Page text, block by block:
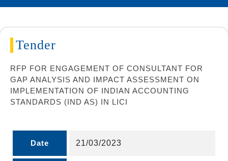
Tender
RFP FOR ENGAGEMENT OF CONSULTANT FOR
GAP ANALYSIS AND IMPACT ASSESSMENT ON
IMPLEMENTATION OF INDIAN ACCOUNTING
STANDARDS (IND AS) IN LICI
Date 21/03/2023